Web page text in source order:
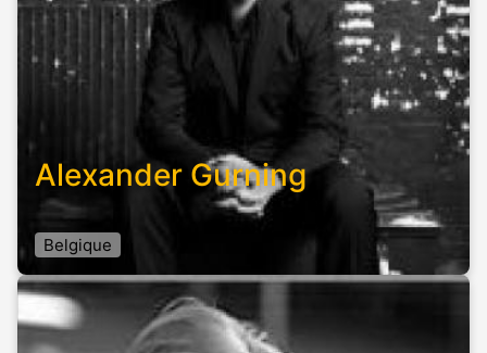
Alexander Gurning
Belgique